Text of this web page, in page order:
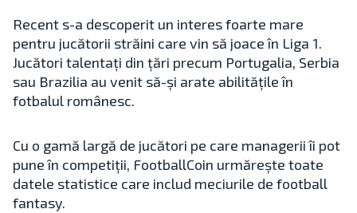
Recent s-a descoperit un interes foarte mare
pentru jucătorii străini care vin să joace în Liga 1.
Jucători talentați din țări precum Portugalia, Serbia
sau Brazilia au venit să-și arate abilitățile în
fotbalul românesc.
Cu o gamă largă de jucători pe care managerii îi pot
pune în competiții, FootballCoin urmărește toate
datele statistice care includ meciurile de football
fantasy.